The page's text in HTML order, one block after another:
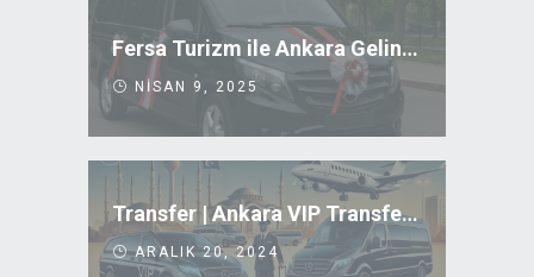
Fersa Turizm ile Ankara Gelin Arabası Kiralama
NISAN 9, 2025
Transfer | Ankara VIP Transfer Uygun Fiyatlar
ARALIK 20, 2024